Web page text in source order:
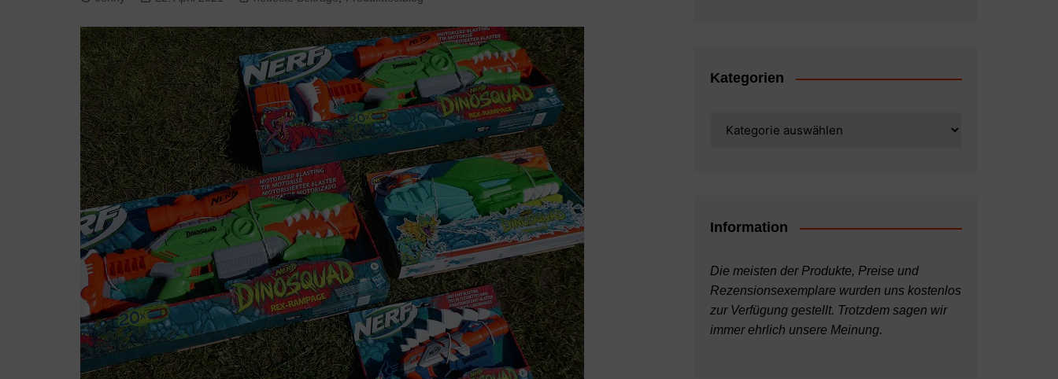
Kategorien
Information
Die meisten der Produkte, Preise und
Rezensionsexemplare wurden uns kostenlos
zur Verfügung gestellt. Trotzdem sagen wir
immer ehrlich unsere Meinung.